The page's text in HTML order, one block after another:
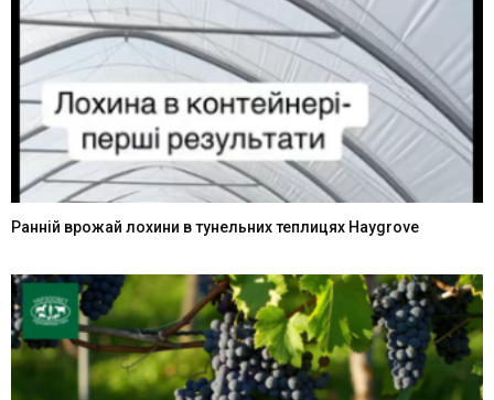
Ранній врожай лохини в тунельних теплицях Haygrove